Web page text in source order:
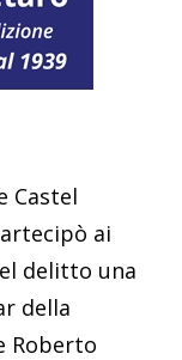
Castel
ai
delitto una
della
Roberto